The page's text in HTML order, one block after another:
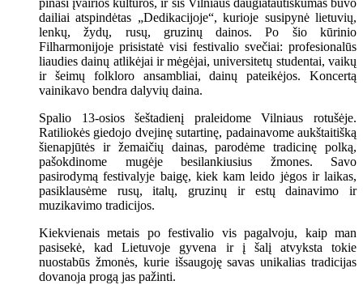
pinasi įvairios kultūros, ir šis Vilniaus daugiatautiškumas buvo
dailiai atspindėtas „Dedikacijoje“, kurioje susipynė lietuvių,
lenkų, žydų, rusų, gruzinų dainos. Po šio kūrinio
Filharmonijoje prisistatė visi festivalio svečiai: profesionalūs
liaudies dainų atlikėjai ir mėgėjai, universitetų studentai, vaikų
ir šeimų folkloro ansambliai, dainų pateikėjos. Koncertą
vainikavo bendra dalyvių daina.
Spalio 13-osios šeštadienį praleidome Vilniaus rotušėje.
Ratiliokės giedojo dvejinę sutartinę, padainavome aukštaitišką
šienapjūtės ir žemaičių dainas, parodėme tradicinę polką,
pašokdinome mugėje besilankiusius žmones. Savo
pasirodymą festivalyje baigę, kiek kam leido jėgos ir laikas,
pasiklausėme rusų, italų, gruzinų ir estų dainavimo ir
muzikavimo tradicijos.
Kiekvienais metais po festivalio vis pagalvoju, kaip man
pasisekė, kad Lietuvoje gyvena ir į šalį atvyksta tokie
nuostabūs žmonės, kurie išsaugoję savas unikalias tradicijas
dovanoja progą jas pažinti.